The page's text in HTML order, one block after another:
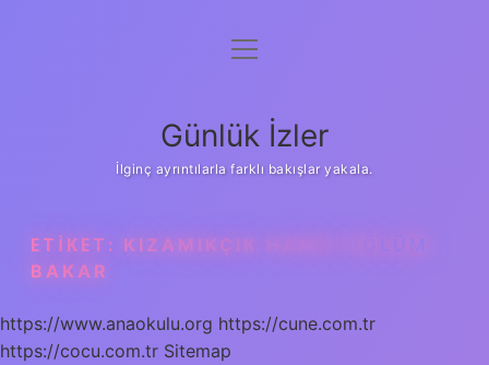
Anasayfa
Yasal Uyarı
menüyü
Günlük İzler
İlginç ayrıntılarla farklı bakışlar yakala.
ETIKET: KIZAMIKÇIK HANGI BÖLÜM
BAKAR
https://www.anaokulu.org https://cune.com.tr
https://cocu.com.tr Sitemap